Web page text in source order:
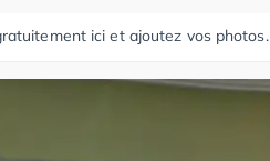
ici et ajoutez vos photos.